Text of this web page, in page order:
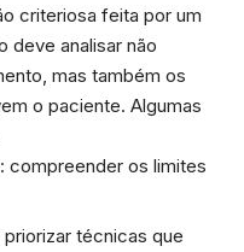
criteriosa feita por um
deve analisar não
mas também os
o paciente. Algumas
: compreender os limites
priorizar técnicas que